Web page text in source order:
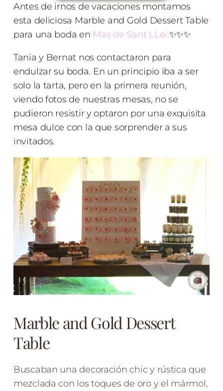
Antes de irnos de vacaciones montamos
esta deliciosa Marble and Gold Dessert Table
para una boda en Mas de Sant LLei.✨✨✨
Tania y Bernat nos contactaron para
endulzar su boda. En un principio iba a ser
solo la tarta, pero en la primera reunión,
viendo fotos de nuestras mesas, no se
pudieron resistir y optaron por una exquisita
mesa dulce con la que sorprender a sus
invitados.
Marble and Gold Dessert
Table
Buscaban una decoración chic y rústica que
mezclada con los toques de oro y el mármol,